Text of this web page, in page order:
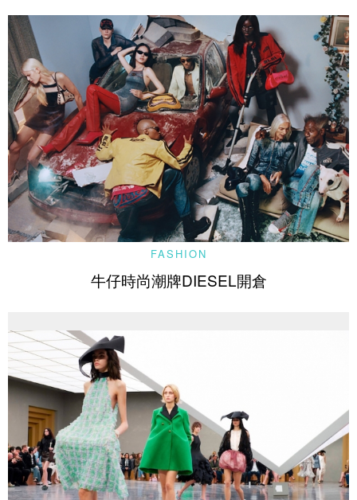
FASHION
牛仔時尚潮牌DIESEL開倉